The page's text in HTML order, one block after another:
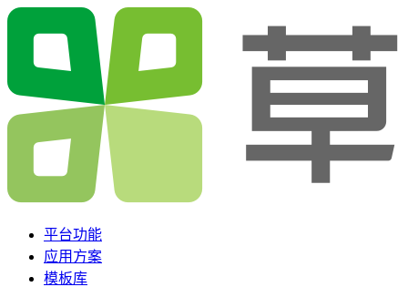
平台功能
应用方案
模板库